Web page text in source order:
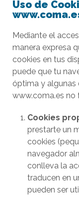
Uso de
Mediante el
manera expresa
cookies en tus
puede que tu
óptima y algunas
www.coma.es no
Cookies
prestarte un
cookies
navegador
conlleva la
traducen en
pueden ser